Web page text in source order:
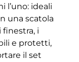
l’uno: ideali
una scatola
i
e protetti,
il set